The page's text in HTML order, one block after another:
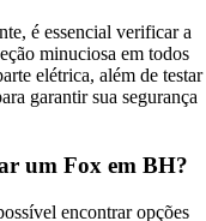
é essencial verificar a
minuciosa em todos
elétrica, além de testar
garantir sua segurança
um Fox em BH?
encontrar opções